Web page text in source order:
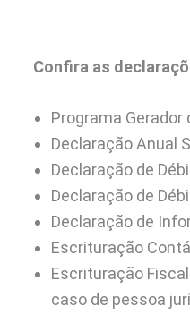
Confira as
Programa Gerador
Declaração Anual
Declaração de
Declaração de
Declaração de
Escrituração
Escrituração
caso de pessoa